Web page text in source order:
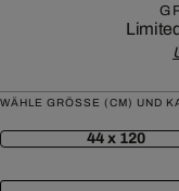
WÄHLE GRÖSSE (CM) UND
44 x 120